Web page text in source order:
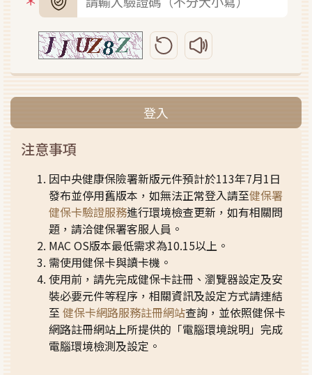
圖形驗證碼
更新圖形驗證碼播放圖形驗證碼語音
登入
注意事項
因中央健康保險署新版元件預計於113年7月1日
發布並停用舊版本，如無法正常登入請至健保署
健保卡驗證服務進行環境檢查更新，如有相關問
題，請洽健保署客服人員。
MAC OS版本最低需求為10.15以上。
需使用健保卡與讀卡機。
使用前，請先完成健保卡註冊、瀏覽器設定及安
裝必要元件等程序，相關資訊及設定方式請連結
至健保卡網路服務註冊網站查詢，並依照健保卡
網路註冊網站上所提供的「電腦環境說明」完成
電腦環境檢測及設定。